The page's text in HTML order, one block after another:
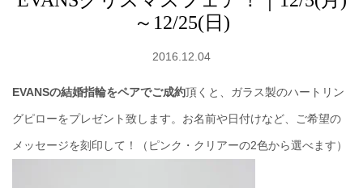
～12/25(日)
2016.12.04
EVANSの結婚指輪をペアでご成約頂くと、ガラス製のハートリン
グピローをプレゼント致します。お名前や日付けなど、ご希望の
メッセージを刻印して！（ピンク・クリアーの2色から選べます）